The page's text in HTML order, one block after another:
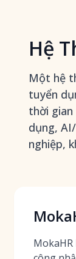
Hệ
Một hệ
tuyển
thời
dụng,
nghiệp,